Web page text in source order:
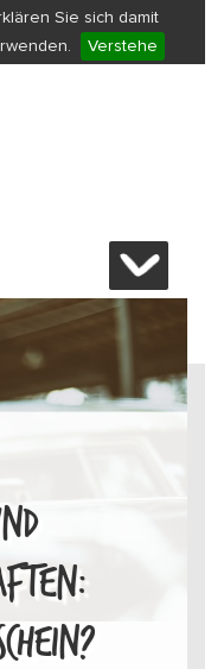
Sie sich damit
Verstehe